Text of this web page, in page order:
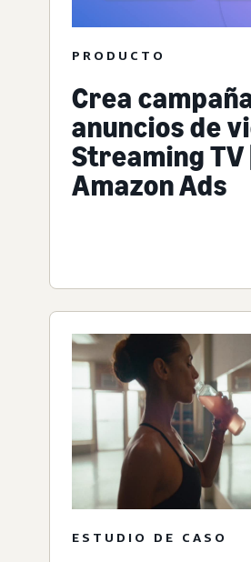
PRODUCTO
Crea
anuncios de
Streaming TV
Amazon Ads
ESTUDIO DE CASO